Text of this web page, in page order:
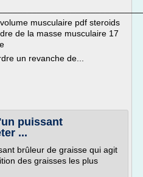
musculaire pdf steroids
de la masse musculaire 17
un revanche de...
puissant
...
brûleur de graisse qui agit
des graisses les plus